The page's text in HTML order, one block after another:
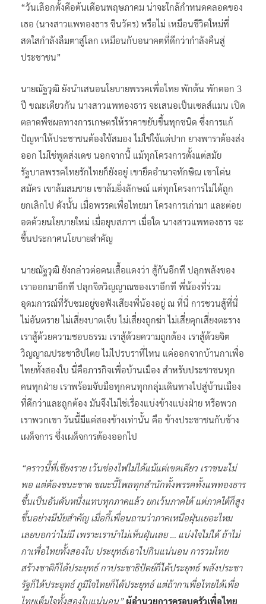
“วันเลือกตั้งคือต้นเดือนพฤษภาคม น่าจะใกล้กำหนดคลอดของ
เธอ (นางสาวแพทองธาร ชินวัตร) หรือไม่ เหมือนชีวิตใหม่ที่
สดใสกำลังลืมตาสู่โลก เหมือนกับอนาคตที่ดีกว่ากำลังคืนสู่
ประชาชน”
นายณัฐวุฒิ ยังนำเสนอนโยบายพรรคเพื่อไทย พักต้น พักดอก 3
ปี ขณะเดียวกัน นางสาวแพทองธาร จะเสนอเป็นเซลส์แมน เปิด
ตลาดพืชผลทางการเกษตรให้ราคาขยับขึ้นทุกชนิด ซึ่งการแก้
ปัญหาให้ประชาชนต้องใช้สมอง ไม่ใช่ใช้แต่ปาก ยางพาราต้องส่ง
ออก ไม่ใช่พูดส่งเดช นอกจากนี้ แม้ทุกโครงการตั้งแต่สมัย
รัฐบาลพรรคไทยรักไทยก็ยังอยู่ เขายึดอำนาจทักษิณ เขาโค่น
สมัคร เขาล้มสมชาย เขาล้มยิ่งลักษณ์ แต่ทุกโครงการไม่ได้ถูก
ยกเลิกไป ดังนั้น เมื่อพรรคเพื่อไทยมา โครงการเก่ามา และต่อย
อดด้วยนโยบายใหม่ เมื่อยุบสภาฯ เมื่อใด นางสาวแพทองธาร จะ
ขึ้นประกาศนโยบายสำคัญ
นายณัฐวุฒิ ยังกล่าวต่อคนเสื้อแดงว่า สู้กันอีกที ปลุกพลังของ
เราออกมาอีกที ปลุกจิตวิญญาณของเราอีกที พี่น้องที่ร่วม
อุดมการณ์ที่รับชมอยู่ขอฟังเสียงพี่น้องอยู่ ณ ที่นี่ การชวนสู้ที่นี่
ไม่อันตราย ไม่เสี่ยงบาดเจ็บ ไม่เสี่ยงถูกฆ่า ไม่เสี่ยคุกเสี่ยงตะราง
เราสู้ด้วยความชอบธรรม เราสู้ด้วยความถูกต้อง เราสู้ด้วยจิต
วิญญาณประชาธิปไตย ไม่ไปรบราที่ไหน แค่ออกจากบ้านกาเพื่อ
ไทยทั้งสองใบ นี่คือภารกิจเพื่อบ้านเมือง สำหรับประชาชนทุก
คนทุกฝ่าย เราพร้อมจับมือทุกคนทุกกลุ่มเดินทางไปสู่บ้านเมือง
ที่ดีกว่าและถูกต้อง มันจึงไม่ใช่เรื่องแบ่งข้างแบ่งฝ่าย หรือพวก
เราพวกเขา วันนี้มีแค่สองข้างเท่านั้น คือ ข้างประชาชนกับข้าง
เผด็จการ ซึ่งเผด็จการต้องออกไป
“คราวนี้ที่เชียงราย เว้นช่องไฟไม่ได้แม้แต่เขตเดียว เราชนะไม่
พอ แต่ต้องชนะขาด ขณะนี้โพลทุกสำนักทั้งพรรคทั้งแพทองธาร
ขึ้นเป็นอันดับหนึ่งแทบทุกภาคแล้ว ยกเว้นภาคใต้ แต่ภาคใต้ก็สูง
ขึ้นอย่างมีนัยสำคัญ เมื่อกี้เพื่อนถามว่าภาคเหนือฝุ่นเยอะไหม
เลยบอกว่าไม่มี เพราะเรานำไม่เห็นฝุ่นเลย … แบ่งใจไม่ได้ ถ้าไม่
กาเพื่อไทยทั้งสองใบ ประยุทธ์เอาไปกินแน่นอน การวมไทย
สร้างชาติก็ได้ประยุทธ์ กาประชาธิปัตย์ก็ได้ประยุทธ์ พลังประชา
รัฐก็ได้ประยุทธ์ ภูมิใจไทยก็ได้ประยุทธ์ แต่ถ้ากาเพื่อไทยได้เพื่อ
ไทยเต็มใจทั้งสองใบแน่นอน” ผู้อำนวยการครอบครัวเพื่อไทย